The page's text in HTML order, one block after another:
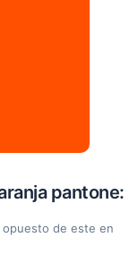
pantone:
opuesto de este en